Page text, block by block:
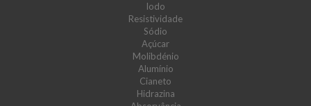
Iodo
Resistividade
Sódio
Açúcar
Molibdénio
Alumínio
Cianeto
Hidrazina